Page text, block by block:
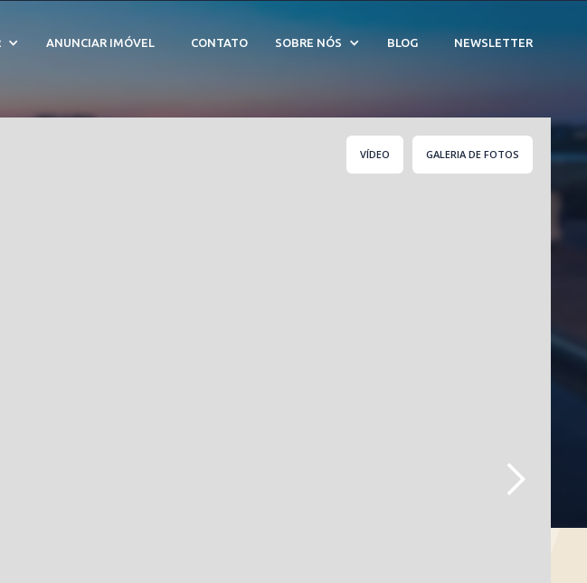
ANUNCIAR IMÓVEL CONTATO SOBRE NÓS BLOG NEWSLETTER
Fazenda Alvorada - Cód.
VÍDEO GALERIA DE FOTOS